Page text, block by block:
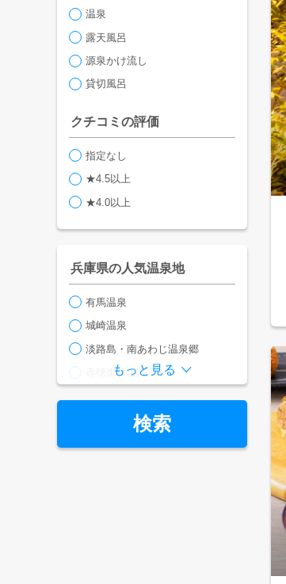
温泉
露天風呂
源泉かけ流し
貸切風呂
クチコミの評価
指定なし
★4.5以上
★4.0以上
兵庫県の人気温泉地
有馬温泉
城崎温泉
淡路島・南あわじ温泉郷
赤穂御崎温泉
神戸みなと温泉
もっと見る
検索